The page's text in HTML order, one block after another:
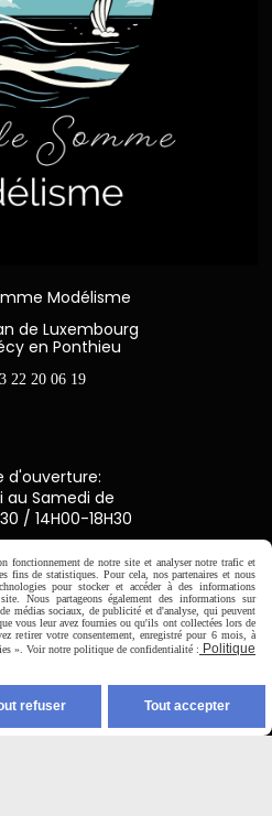
Modélisme
de Luxembourg
en Ponthieu
22 20 06 19
d'ouverture:
au Samedi de
/ 14H00-18H30

sécurisé
Agricole
bancaire
fonctionnement de notre site et analyser notre trafic et
fins de statistiques. Pour cela, nos partenaires et nous
pour stocker et accéder à des informations
Nous partageons également des informations sur
médias sociaux, de publicité et d'analyse, qui peuvent
vous leur avez fournies ou qu'ils ont collectées lors de
retirer votre consentement, enregistré pour 6 mois, à
». Voir notre politique de confidentialité : Politique
refuser Tout accepter